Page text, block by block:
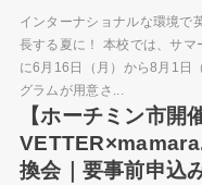
インターナショナルな環境で
長する夏に！ 本校では、サ
に6月16日（月）から8月1日
グラムが用意さ...
【ホーチミン市開
換会｜要事前申込